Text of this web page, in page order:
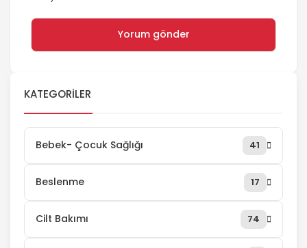
KATEGORILER
Bebek- Çocuk Sağlığı 41
Beslenme 17
Cilt Bakımı 74